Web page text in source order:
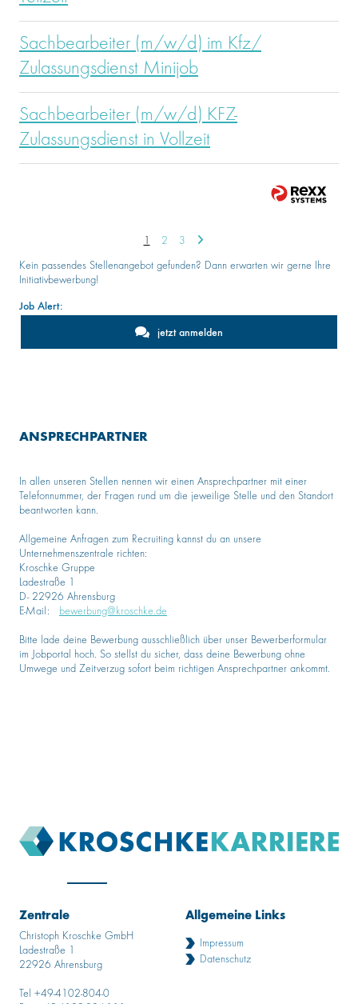
Sachbearbeiter (m/w/d) im Kfz/
Zulassungsdienst Minijob
Sachbearbeiter (m/w/d) KFZ-
Zulassungsdienst in Vollzeit
1 2 3
Kein passendes Stellenangebot gefunden? Dann erwarten wir gerne Ihre
Initiativbewerbung!
Job Alert:
jetzt anmelden
ANSPRECHPARTNER
In allen unseren Stellen nennen wir einen Ansprechpartner mit einer
Telefonnummer, der Fragen rund um die jeweilige Stelle und den Standort
beantworten kann.
Allgemeine Anfragen zum Recruiting kannst du an unsere
Unternehmenszentrale richten:
Kroschke Gruppe
Ladestraße 1
D- 22926 Ahrensburg
E-Mail: bewerbung@kroschke.de
Bitte lade deine Bewerbung ausschließlich über unser Bewerberformular
im Jobportal hoch. So stellst du sicher, dass deine Bewerbung ohne
Umwege und Zeitverzug sofort beim richtigen Ansprechpartner ankommt.
Zentrale
Christoph Kroschke GmbH
Ladestraße 1
22926 Ahrensburg
Tel +49-4102-804-0
Allgemeine Links
Impressum
Datenschutz